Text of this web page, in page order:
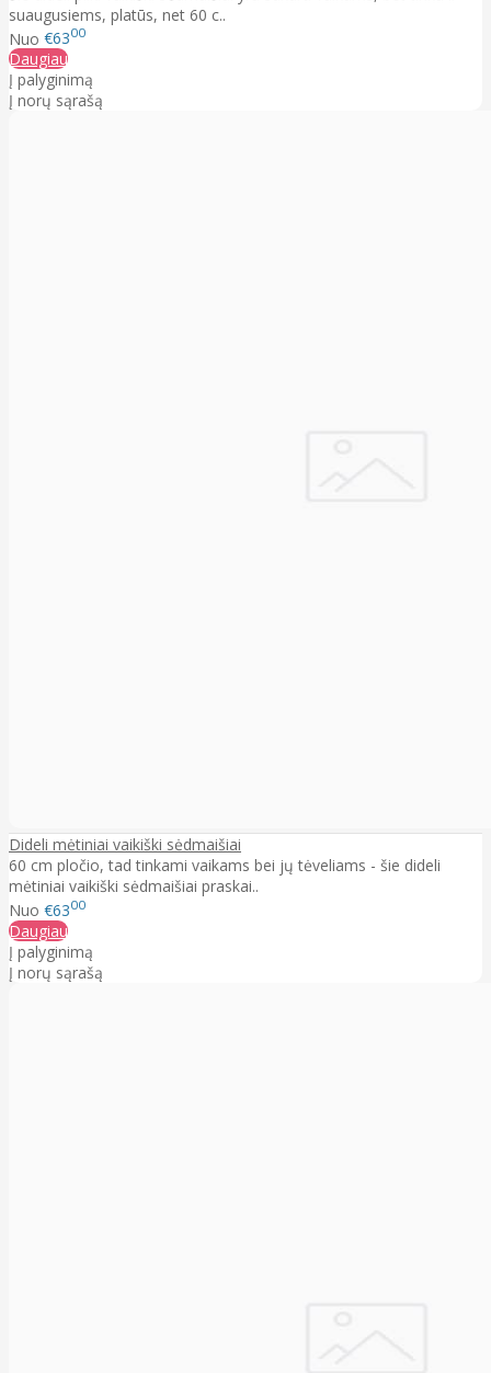
suaugusiems, platūs, net 60 c..
Nuo €6300
Daugiau
Į palyginimą
Į norų sąrašą
Dideli mėtiniai vaikiški sėdmaišiai
60 cm pločio, tad tinkami vaikams bei jų tėveliams - šie dideli
mėtiniai vaikiški sėdmaišiai praskai..
Nuo €6300
Daugiau
Į palyginimą
Į norų sąrašą